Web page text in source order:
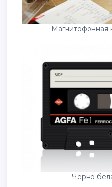
Магнитофонная
Черно